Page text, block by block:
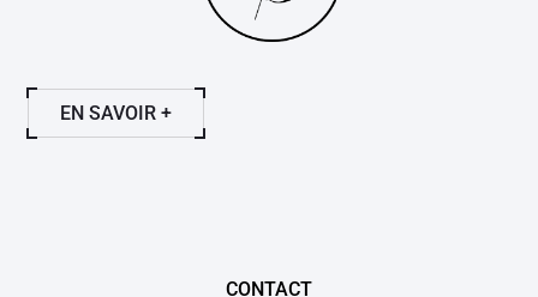
EN SAVOIR +
CONTACT